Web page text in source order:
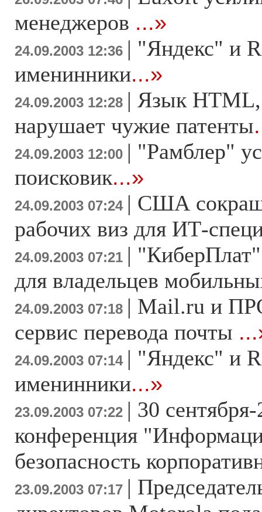
менеджеров ...»
24.09.2003 12:36 | "Яндекс" и
именинники...»
24.09.2003 12:28 | Язык
нарушает чужие патенты
24.09.2003 12:00 | "Рамблер"
поисковик...»
24.09.2003 07:24 | США
рабочих виз для ИТ-
24.09.2003 07:21 |
для владельцев
24.09.2003 07:18 | Mail.ru и
сервис перевода почты
24.09.2003 07:14 | "Яндекс" и
именинники...»
23.09.2003 07:22 | 30
конференция
безопасность
23.09.2003 07:17 |